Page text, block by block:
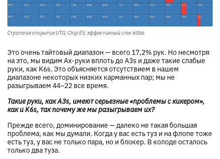
Стратегия открытия UTG: Chip EV, эффективный стек 60bb
Это очень тайтовый диапазон — всего 17,2% рук. Но несмотря
на это, мы видим Ax-руки вплоть до A3s и даже такие слабые
руки, как K6s. Это объясняется отсутствием в нашем
диапазоне некоторых низких карманных пар; мы не
разыгрываем 44–22 все время.
Такие руки, как A3s, имеют серьезные «проблемы с кикером»,
как и K6s, так почему же мы разыгрываем их?
Прежде всего, доминирование — далеко не такая большая
проблема, как мы думали. Когда у вас есть туз и на флопе тоже
есть туз, у вас не только пара, но и блокер. В колоде осталось
только два туза.